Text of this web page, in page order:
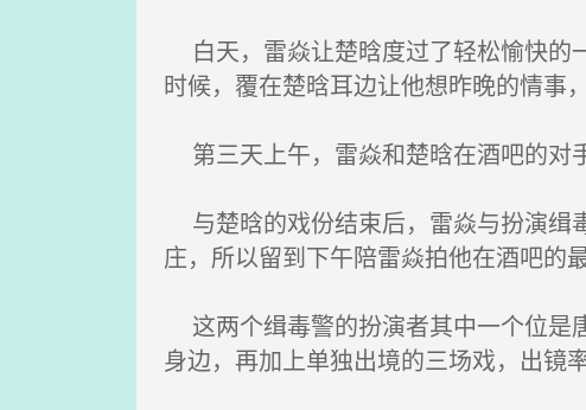
白天，雷焱让楚晗度过了轻松愉快的
时候，覆在楚晗耳边让他想昨晚的情事
第三天上午，雷焱和楚晗在酒吧的对
与楚晗的戏份结束后，雷焱与扮演缉
庄，所以留到下午陪雷焱拍他在酒吧的
这两个缉毒警的扮演者其中一个位是
身边，再加上单独出境的三场戏，出镜